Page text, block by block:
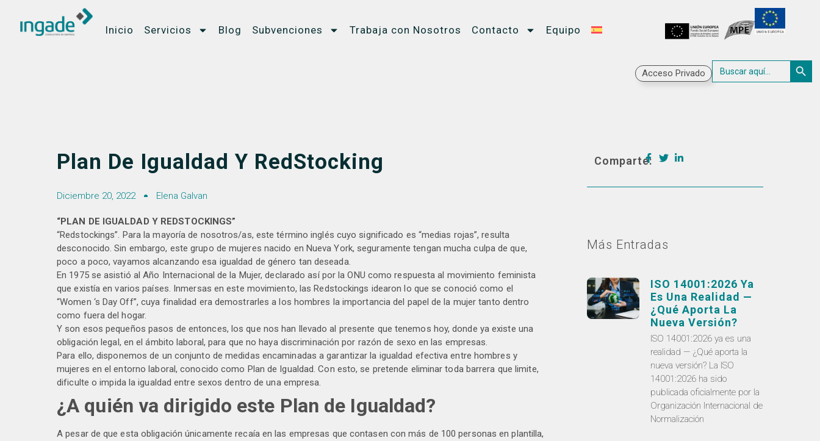
Inicio Servicios Blog Subvenciones Trabaja con Nosotros Contacto Equipo
Acceso Privado
Buscar: Botón
Plan De Igualdad Y RedStocking
Diciembre 20, 2022 Elena Galvan
“PLAN DE IGUALDAD Y REDSTOCKINGS”
“Redstockings”. Para la mayoría de nosotros/as, este término inglés cuyo significado es “medias rojas”, resulta
desconocido. Sin embargo, este grupo de mujeres nacido en Nueva York, seguramente tengan mucha culpa de que,
poco a poco, vayamos alcanzando esa igualdad de género tan deseada.
En 1975 se asistió al Año Internacional de la Mujer, declarado así por la ONU como respuesta al movimiento feminista
que existía en varios países. Inmersas en este movimiento, las Redstockings idearon lo que se conoció como el
“Women ‘s Day Off”, cuya finalidad era demostrarles a los hombres la importancia del papel de la mujer tanto dentro
como fuera del hogar.
Y son esos pequeños pasos de entonces, los que nos han llevado al presente que tenemos hoy, donde ya existe una
obligación legal, en el ámbito laboral, para que no haya discriminación por razón de sexo en las empresas.
Para ello, disponemos de un conjunto de medidas encaminadas a garantizar la igualdad efectiva entre hombres y
mujeres en el entorno laboral, conocido como Plan de Igualdad. Con esto, se pretende eliminar toda barrera que limite,
dificulte o impida la igualdad entre sexos dentro de una empresa.
¿A quién va dirigido este Plan de Igualdad?
A pesar de que esta obligación únicamente recaía en las empresas que contasen con más de 100 personas en plantilla,
Comparte:
Más Entradas
ISO 14001:2026 Ya
Es Una Realidad —
¿Qué Aporta La
Nueva Versión?
ISO 14001:2026 ya es una
realidad — ¿Qué aporta la
nueva versión? La ISO
14001:2026 ha sido
publicada oficialmente por la
Organización Internacional de
Normalización